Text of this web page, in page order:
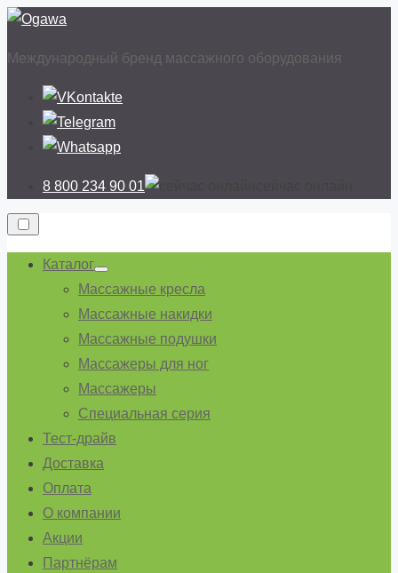
Перейти
содержимому
Международный бренд массажного оборудования
8 800 234 90 01
Каталог
Показывать
подменю
Массажные кресла
Массажные накидки
Массажные подушки
Массажеры для ног
Массажеры
Специальная серия
Тест-драйв
Доставка
Оплата
О компании
Акции
Партнёрам